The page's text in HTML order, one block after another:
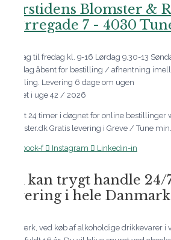
Aarstidens Blomster &
Nørregade 7 - 4030
Tirsdag til fredag kl. 9-16 Lørdag 9.30-13
Mandag åbent for bestilling / afhentning
bestilling. Levering 6 dage om ugen
Lukket i uge 42 / 2026
Åbent 24 timer i døgnet for online bestillinger
blomster.dk Gratis levering i Greve / Tune
Facebook-f Instagram Linkedin-in
Du kan trygt handle
levering i hele Danmark
Bemærk, ved køb af alkoholdige drikkevarer i